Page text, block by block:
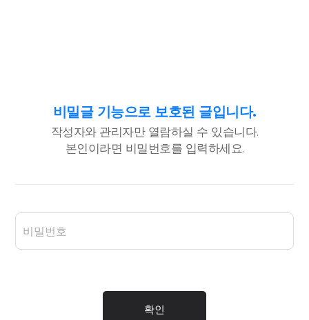
비밀글 기능으로 보호된 글입니다.
작성자와 관리자만 열람하실 수 있습니다.
본인이라면 비밀번호를 입력하세요.